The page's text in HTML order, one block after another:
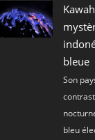
bleue
Son
bleu